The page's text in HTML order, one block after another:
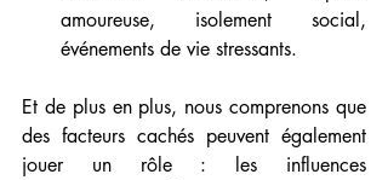
amoureuse, isolement social,
événements de vie stressants.
Et de plus en plus, nous comprenons que
des facteurs cachés peuvent également